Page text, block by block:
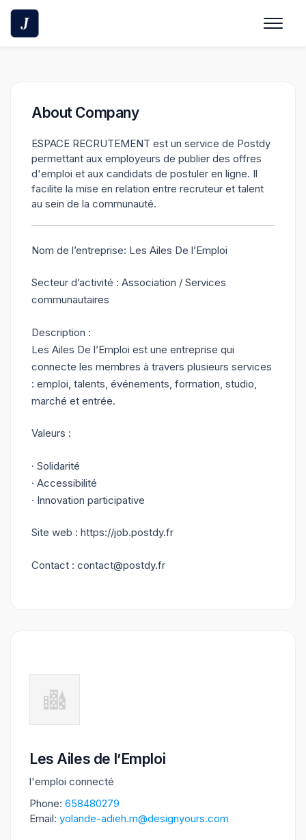
Skip
content
About Company
ESPACE RECRUTEMENT est un service de Postdy
permettant aux employeurs de publier des offres
d'emploi et aux candidats de postuler en ligne. Il
facilite la mise en relation entre recruteur et talent
au sein de la communauté.
Nom de l’entreprise: Les Ailes De l’Emploi
Secteur d’activité : Association / Services
communautaires
Description :
Les Ailes De l’Emploi est une entreprise qui
connecte les membres à travers plusieurs services
: emploi, talents, événements, formation, studio,
marché et entrée.
Valeurs :
· Solidarité
· Accessibilité
· Innovation participative
Site web : https://job.postdy.fr
Contact : contact@postdy.fr
Les Ailes de l’Emploi
l'emploi connecté
Phone: 658480279
Email: yolande-adieh.m@designyours.com